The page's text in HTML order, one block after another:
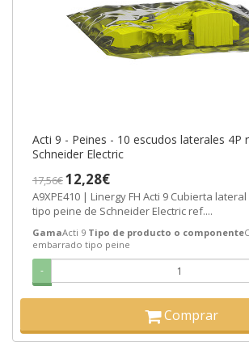
Acti 9 - Peines - 10 escudos laterales 4P
Schneider Electric
17,56€12,28€
A9XPE410 | Linergy FH Acti 9 Cubierta lateral de embarrado
tipo peine de Schneider Electric ref....
GamaActi 9 Tipo de producto o componente
embarrado tipo peine
-
Comprar